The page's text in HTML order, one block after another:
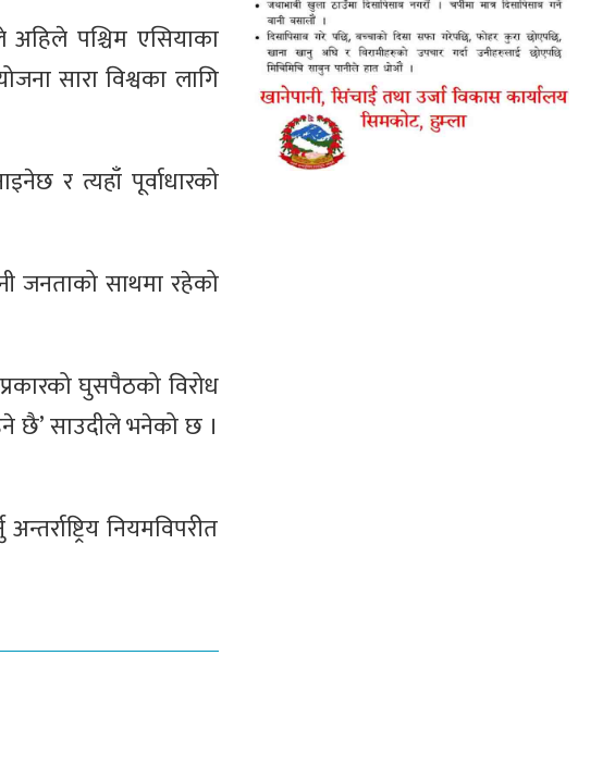
अहिले पश्चिम एसियाका
सारा विश्वका लागि
र त्यहाँ पूर्वाधारको
जनताको साथमा रहेको
घुसपैठको विरोध
छै’ साउदीले भनेको छ ।
नियमविपरीत